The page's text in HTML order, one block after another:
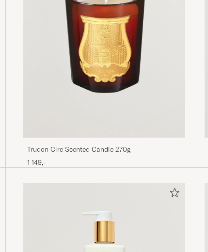
Trudon Cire Scented Candle 270g
1 149,-